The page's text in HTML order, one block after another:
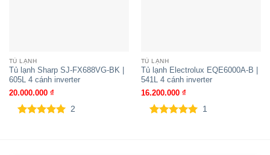
TỦ LẠNH
Tủ lạnh Sharp SJ-FX688VG-BK |
605L 4 cánh inverter
20.000.000 ₫
2
TỦ LẠNH
Tủ lạnh Electrolux EQE6000A-B |
541L 4 cánh inverter
16.200.000 ₫
1